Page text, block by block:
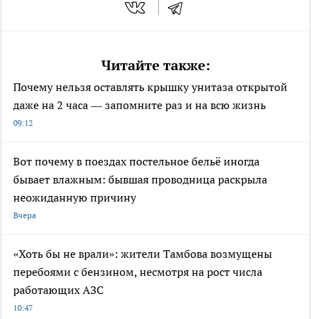
Читайте также:
Почему нельзя оставлять крышку унитаза открытой
даже на 2 часа — запомните раз и на всю жизнь
09:12
Вот почему в поездах постельное бельё иногда
бывает влажным: бывшая проводница раскрыла
неожиданную причину
Вчера
«Хоть бы не врали»: жители Тамбова возмущены
перебоями с бензином, несмотря на рост числа
работающих АЗС
10:47